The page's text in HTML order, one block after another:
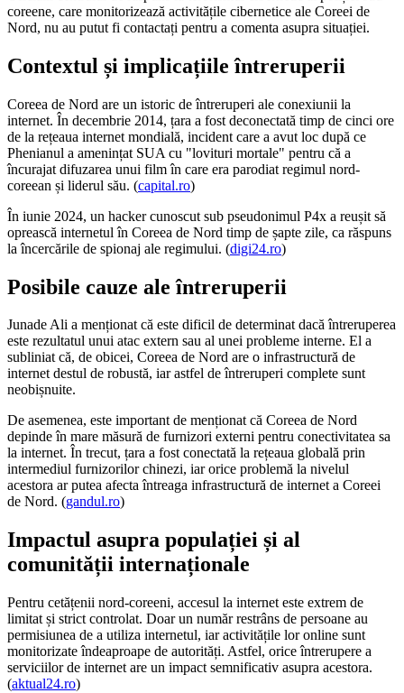
coreene, care monitorizează activitățile cibernetice ale Coreei de
Nord, nu au putut fi contactați pentru a comenta asupra situației.
Contextul și implicațiile întreruperii
Coreea de Nord are un istoric de întreruperi ale conexiunii la
internet. În decembrie 2014, țara a fost deconectată timp de cinci ore
de la rețeaua internet mondială, incident care a avut loc după ce
Phenianul a amenințat SUA cu "lovituri mortale" pentru că a
încurajat difuzarea unui film în care era parodiat regimul nord-
coreean și liderul său. (capital.ro)
În iunie 2024, un hacker cunoscut sub pseudonimul P4x a reușit să
oprească internetul în Coreea de Nord timp de șapte zile, ca răspuns
la încercările de spionaj ale regimului. (digi24.ro)
Posibile cauze ale întreruperii
Junade Ali a menționat că este dificil de determinat dacă întreruperea
este rezultatul unui atac extern sau al unei probleme interne. El a
subliniat că, de obicei, Coreea de Nord are o infrastructură de
internet destul de robustă, iar astfel de întreruperi complete sunt
neobișnuite.
De asemenea, este important de menționat că Coreea de Nord
depinde în mare măsură de furnizori externi pentru conectivitatea sa
la internet. În trecut, țara a fost conectată la rețeaua globală prin
intermediul furnizorilor chinezi, iar orice problemă la nivelul
acestora ar putea afecta întreaga infrastructură de internet a Coreei
de Nord. (gandul.ro)
Impactul asupra populației și al
comunității internaționale
Pentru cetățenii nord-coreeni, accesul la internet este extrem de
limitat și strict controlat. Doar un număr restrâns de persoane au
permisiunea de a utiliza internetul, iar activitățile lor online sunt
monitorizate îndeaproape de autorități. Astfel, orice întrerupere a
serviciilor de internet are un impact semnificativ asupra acestora.
(aktual24.ro)